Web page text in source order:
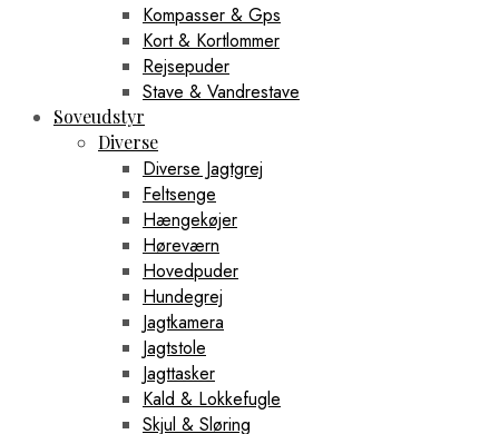
Kompasser & Gps
Kort & Kortlommer
Rejsepuder
Stave & Vandrestave
Soveudstyr
Diverse
Diverse Jagtgrej
Feltsenge
Hængekøjer
Høreværn
Hovedpuder
Hundegrej
Jagtkamera
Jagtstole
Jagttasker
Kald & Lokkefugle
Skjul & Sløring